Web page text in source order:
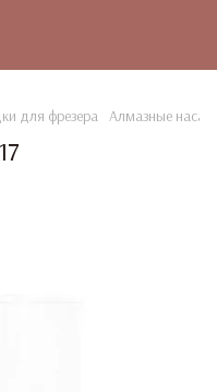
для фрезера Алмазные